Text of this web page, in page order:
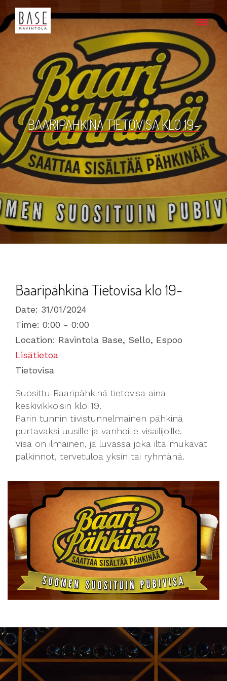
BAARIPÄHKINÄ TIETOVISA KLO 19-
Baaripähkinä Tietovisa klo 19-
Date: 31/01/2024
Time: 0:00 - 0:00
Location: Ravintola Base, Sello, Espoo
Lisätietoa
Tietovisa
Suosittu Baaripähkinä tietovisa aina
keskivikkoisin klo 19.
Parin tunnin tiivistunnelmainen pähkinä
purtavaksi uusille ja vanhoille visailijoille.
Visa on ilmainen, ja luvassa joka ilta mukavat
palkinnot, tervetuloa yksin tai ryhmänä.